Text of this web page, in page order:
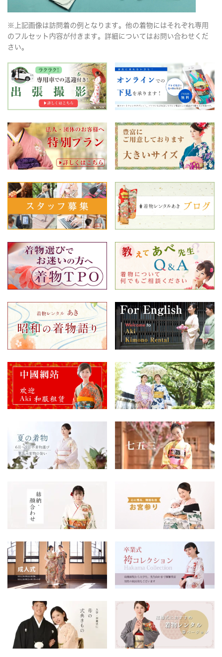
※上記画像は訪問着の例となります。他の着物にはそれぞれ専用
のフルセット内容が付きます。詳細についてはお問い合わせくだ
さい。